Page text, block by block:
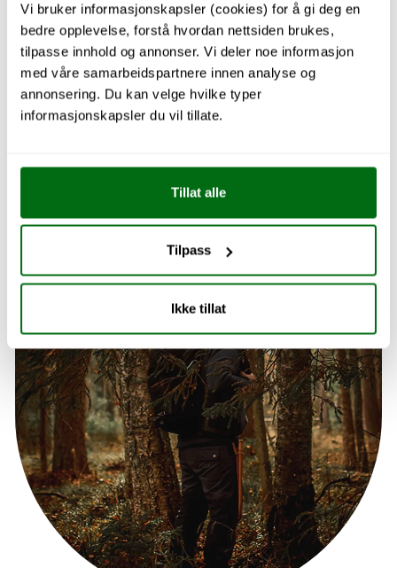
Vi bruker informasjonskapsler (cookies) for å gi deg en
bedre opplevelse, forstå hvordan nettsiden brukes,
tilpasse innhold og annonser. Vi deler noe informasjon
med våre samarbeidspartnere innen analyse og
annonsering. Du kan velge hvilke typer
informasjonskapsler du vil tillate.
Tillat alle
Tilpass
Ikke tillat
Utforsk kjøkken